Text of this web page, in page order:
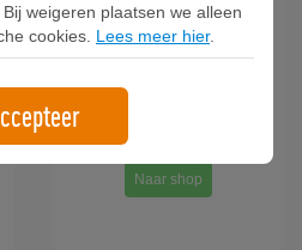
sportschoenen voor
Dames, Roze/Wit
79,95
Naar shop
weigeren plaatsen we alleen
cookies. Lees meer hier.